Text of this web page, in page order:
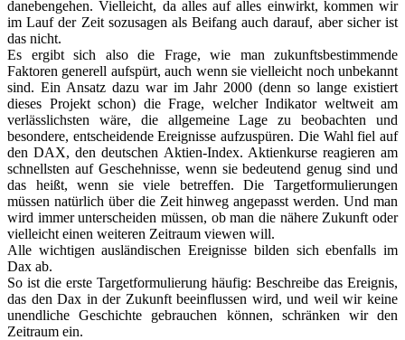
danebengehen. Vielleicht, da alles auf alles einwirkt, kommen wir
im Lauf der Zeit sozusagen als Beifang auch darauf, aber sicher ist
das nicht.
Es ergibt sich also die Frage, wie man zukunftsbestimmende
Faktoren generell aufspürt, auch wenn sie vielleicht noch unbekannt
sind. Ein Ansatz dazu war im Jahr 2000 (denn so lange existiert
dieses Projekt schon) die Frage, welcher Indikator weltweit am
verlässlichsten wäre, die allgemeine Lage zu beobachten und
besondere, entscheidende Ereignisse aufzuspüren. Die Wahl fiel auf
den DAX, den deutschen Aktien-Index. Aktienkurse reagieren am
schnellsten auf Geschehnisse, wenn sie bedeutend genug sind und
das heißt, wenn sie viele betreffen. Die Targetformulierungen
müssen natürlich über die Zeit hinweg angepasst werden. Und man
wird immer unterscheiden müssen, ob man die nähere Zukunft oder
vielleicht einen weiteren Zeitraum viewen will.
Alle wichtigen ausländischen Ereignisse bilden sich ebenfalls im
Dax ab.
So ist die erste Targetformulierung häufig: Beschreibe das Ereignis,
das den Dax in der Zukunft beeinflussen wird, und weil wir keine
unendliche Geschichte gebrauchen können, schränken wir den
Zeitraum ein.